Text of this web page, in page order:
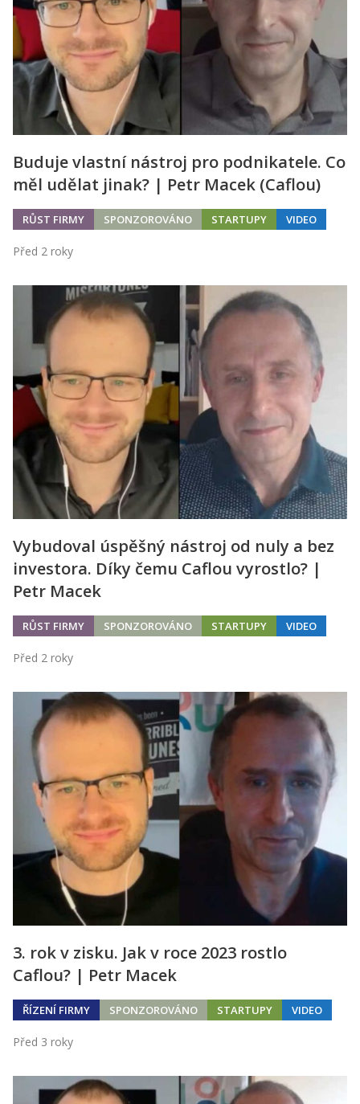
Buduje vlastní nástroj pro podnikatele. Co
měl udělat jinak? | Petr Macek (Caflou)
RŮST FIRMY SPONZOROVÁNO STARTUPY VIDEO
Před 2 roky
Vybudoval úspěšný nástroj od nuly a bez
investora. Díky čemu Caflou vyrostlo? |
Petr Macek
RŮST FIRMY SPONZOROVÁNO STARTUPY VIDEO
Před 2 roky
3. rok v zisku. Jak v roce 2023 rostlo
Caflou? | Petr Macek
ŘÍZENÍ FIRMY SPONZOROVÁNO STARTUPY VIDEO
Před 3 roky